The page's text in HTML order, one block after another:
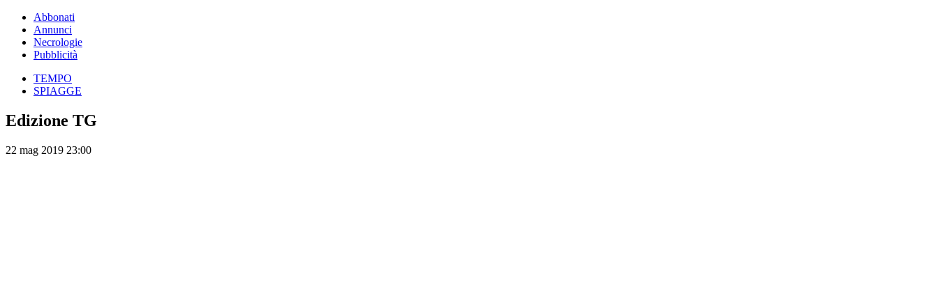
Abbonati
Annunci
Necrologie
Pubblicità
TEMPO
SPIAGGE
Edizione TG
22 mag 2019 23:00